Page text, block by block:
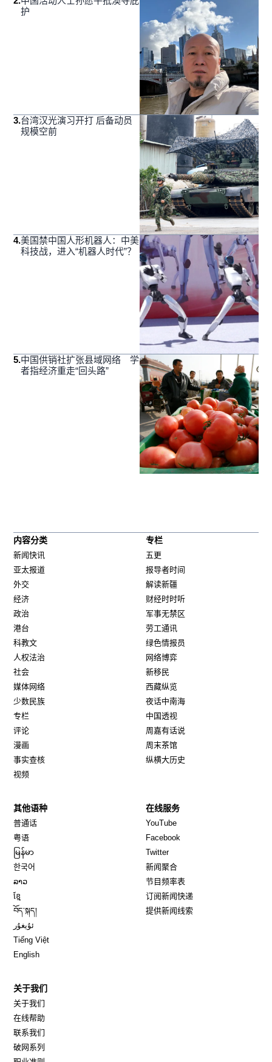
护
3.台湾汉光演习开打 后备动员
规模空前
4.美国禁中国人形机器人：中美
科技战，进入“机器人时代”？
5.中国供销社扩张县域网络 学
者指经济重走“回头路”
内容分类
新闻快讯
亚太报道
外交
经济
政治
港台
科教文
人权法治
社会
媒体网络
少数民族
专栏
评论
漫画
事实查核
视频
专栏
五更
报导者时间
解读新疆
财经时时听
军事无禁区
劳工通讯
绿色情报员
网络博弈
新移民
西藏纵览
夜话中南海
中国透视
周嘉有话说
周末茶馆
纵横大历史
其他语种
普通话
粤语
မြန်မာ
한국어
ລາວ
ខ្មែ
བོད་སྐད།
ئۇيغۇر
Tiếng Việt
English
在线服务
YouTube
Facebook
TwitterOpens in new window
新闻聚合
节目频率表
订阅新闻快递
提供新闻线索
关于我们
关于我们
在线帮助
联系我们
破网系列